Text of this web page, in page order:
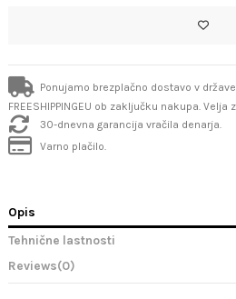
Ponujamo brezplačno dostavo v
FREESHIPPINGEU ob zaključku nakupa. Velja
30-dnevna garancija vračila denarja.
Varno plačilo.
Opis
Tehnične lastnosti
Reviews(0)